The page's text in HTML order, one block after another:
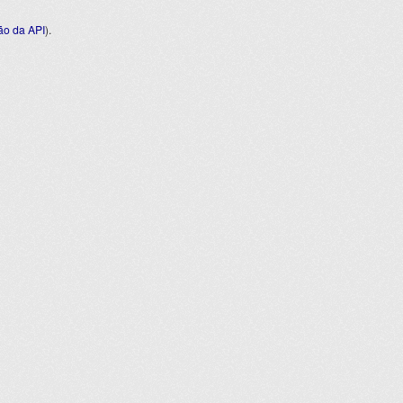
da API).